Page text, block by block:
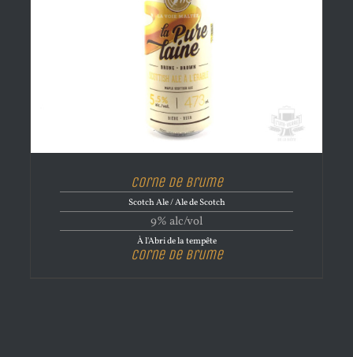
Corne de brume
Scotch Ale / Ale de Scotch
9% alc/vol
À l'Abri de la tempête
Corne de brume